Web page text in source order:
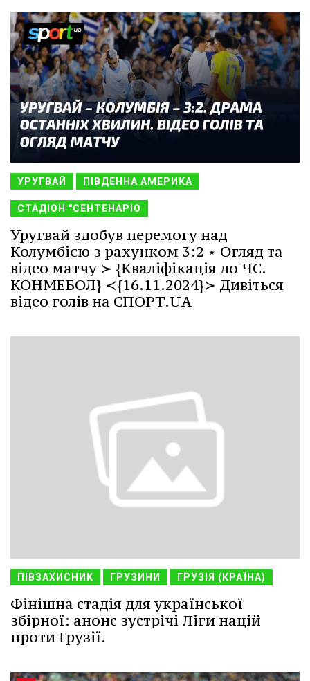
УРУГВАЙ ПІВДЕННА АМЕРИКА
СТАДІОН "СЕНТЕНАРІО
Уругвай здобув перемогу над
Колумбією з рахунком 3:2 ⋆ Огляд та
відео матчу ≻ {Кваліфікація до ЧС.
КОНМЕБОЛ} ≺{16.11.2024}≻ Дивіться
відео голів на СПОРТ.UA
ПІВЗАХИСНИК ГРУЗИНИ ГРУЗІЯ (КРАЇНА)
Фінішна стадія для української
збірної: анонс зустрічі Ліги націй
проти Грузії.